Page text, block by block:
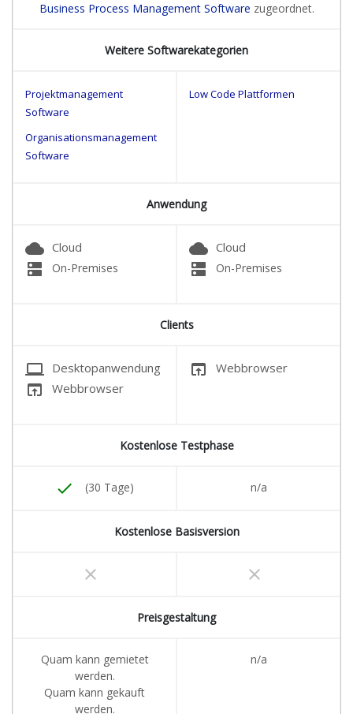
Business Process Management Software zugeordnet.
Weitere Softwarekategorien
Projektmanagement
Software
Organisationsmanagement
Software
Low Code Plattformen
Anwendung
cloud Cloud
dns On-Premises
cloud Cloud
dns On-Premises
Clients
laptop Desktopanwendung
open_in_browser Webbrowser
open_in_browser Webbrowser
Kostenlose Testphase
done (30 Tage) n/a
Kostenlose Basisversion
clear clear
Preisgestaltung
Quam kann gemietet
werden.
Quam kann gekauft
werden.
n/a